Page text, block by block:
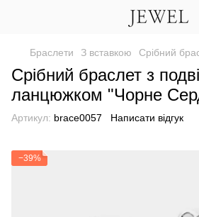
Браслети З вставкою Срібний
Срібний браслет з
ланцюжком "Чорне
Артикул: brace0057 Написати відгук
−39%